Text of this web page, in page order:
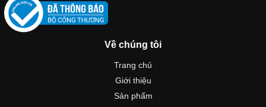
Về chúng tôi
Trang chủ
Giới thiệu
Sản phẩm